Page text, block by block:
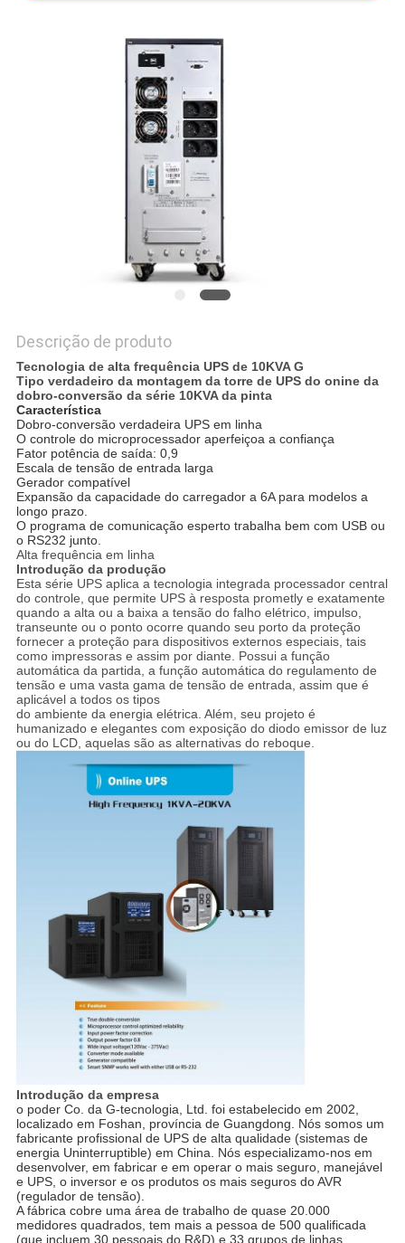
PRIVACIDADE
Descrição de produto
Tecnologia de alta frequência UPS de 10KVA G
Tipo verdadeiro da montagem da torre de UPS do onine da
dobro-conversão da série 10KVA da pinta
Característica
Dobro-conversão verdadeira UPS em linha
O controle do microprocessador aperfeiçoa a confiança
Fator potência de saída: 0,9
Escala de tensão de entrada larga
Gerador compatível
Expansão da capacidade do carregador a 6A para modelos a
longo prazo.
O programa de comunicação esperto trabalha bem com USB ou
o RS232 junto.
Alta frequência em linha
Introdução da produção
Esta série UPS aplica a tecnologia integrada processador central
do controle, que permite UPS à resposta prometly e exatamente
quando a alta ou a baixa a tensão do falho elétrico, impulso,
transeunte ou o ponto ocorre quando seu porto da proteção
fornecer a proteção para dispositivos externos especiais, tais
como impressoras e assim por diante. Possui a função
automática da partida, a função automática do regulamento de
tensão e uma vasta gama de tensão de entrada, assim que é
aplicável a todos os tipos
do ambiente da energia elétrica. Além, seu projeto é
humanizado e elegantes com exposição do diodo emissor de luz
ou do LCD, aquelas são as alternativas do reboque.
Introdução da empresa
o poder Co. da G-tecnologia, Ltd. foi estabelecido em 2002,
localizado em Foshan, província de Guangdong. Nós somos um
fabricante profissional de UPS de alta qualidade (sistemas de
energia Uninterruptible) em China. Nós especializamo-nos em
desenvolver, em fabricar e em operar o mais seguro, manejável
e UPS, o inversor e os produtos os mais seguros do AVR
(regulador de tensão).
A fábrica cobre uma área de trabalho de quase 20.000
medidores quadrados, tem mais a pessoa de 500 qualificada
(que incluem 30 pessoais do R&D) e 33 grupos de linhas